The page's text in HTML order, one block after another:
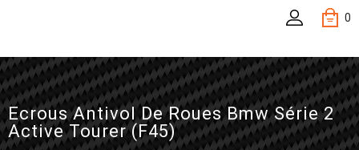
0
Ecrous Antivol De Roues Bmw Série 2
Active Tourer (F45)